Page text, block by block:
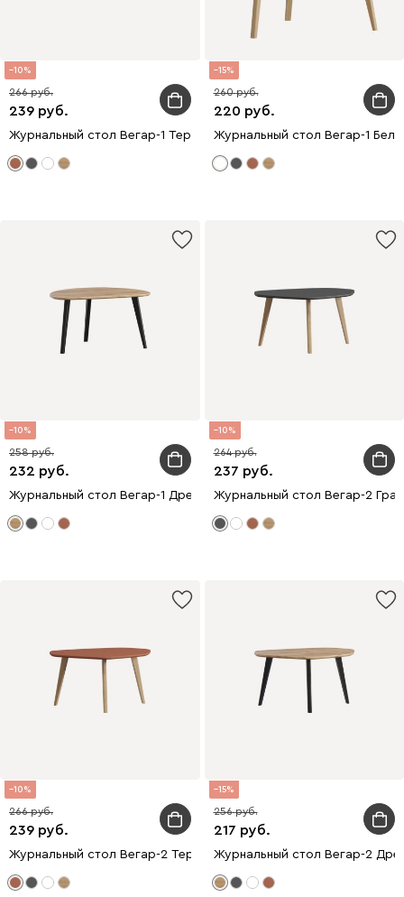
10
239
266
Журнальный стол Вегар-1 Терракотовый/Натуральный
15
220
260
Журнальный стол Вегар-1
10
232
258
Журнальный стол Вегар-1 Древесный натуральный/Черный
10
237
264
Журнальный стол Вегар-2
10
239
266
Журнальный стол Вегар-2 Терракотовый/Натуральный
15
217
256
Журнальный стол Вегар-2